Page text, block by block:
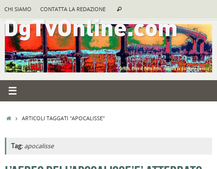
contenuto
CHI SIAMO CONTATTA LA REDAZIONE Cerca
HOMEARTICOLI TAGGATI "APOCALISSE"
Tag: apocalisse